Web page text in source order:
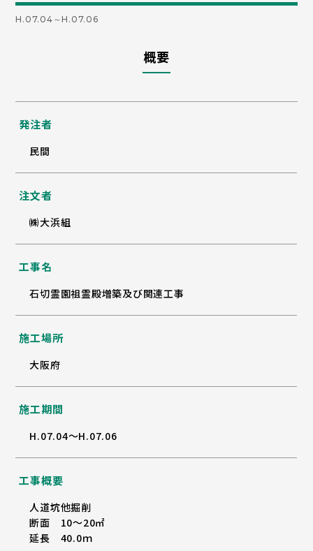
H.07.04～H.07.06
概要
発注者
民間
注文者
㈱大浜組
工事名
石切霊園祖霊殿増築及び関連工事
施工場所
大阪府
施工期間
H.07.04～H.07.06
工事概要
人道坑他掘削
断面 10～20㎡
延長 40.0ｍ